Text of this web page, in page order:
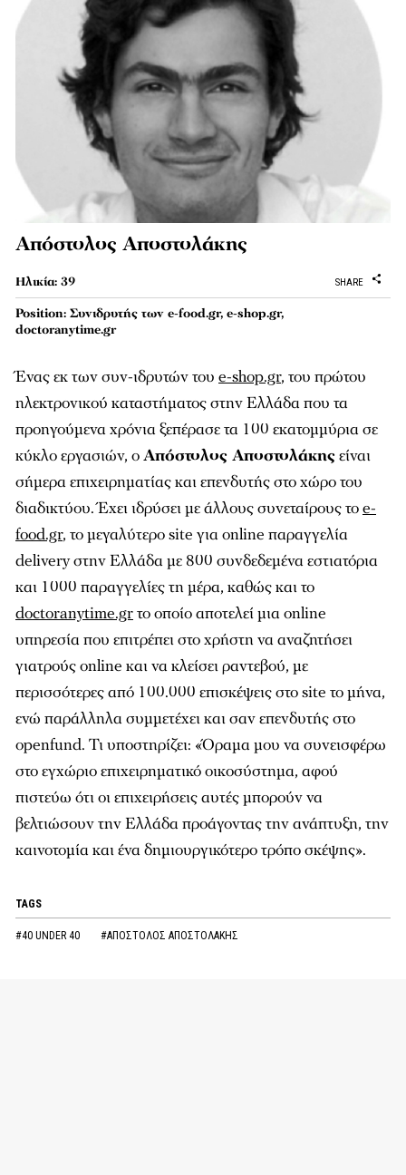
Απόστολος Αποστολάκης
SHARE
Ηλικία: 39
Position: Συνιδρυτής των e-food.gr, e-shop.gr,
doctoranytime.gr
Ένας εκ των συν-ιδρυτών του e-shop.gr, του πρώτου
ηλεκτρονικού καταστήματος στην Ελλάδα που τα
προηγούμενα χρόνια ξεπέρασε τα 100 εκατομμύρια σε
κύκλο εργασιών, οΑπόστολος Αποστολάκηςείναι
σήμερα επιχειρηματίας και επενδυτής στο χώρο του
διαδικτύου. Έχει ιδρύσει με άλλους συνεταίρους τοe-
food.gr, το μεγαλύτερο site για online παραγγελία
delivery στην Ελλάδα με 800 συνδεδεμένα εστιατόρια
και 1000 παραγγελίες τη μέρα, καθώς και το
doctoranytime.grτο οποίο αποτελεί μια online
υπηρεσία που επιτρέπει στο χρήστη να αναζητήσει
γιατρούς online και να κλείσει ραντεβού, με
περισσότερες από 100.000 επισκέψεις στο site το μήνα,
ενώ παράλληλα συμμετέχει και σαν επενδυτής στο
openfund. Τι υποστηρίζει: «Όραμα μου να συνεισφέρω
στο εγχώριο επιχειρηματικό οικοσύστημα, αφού
πιστεύω ότι οι επιχειρήσεις αυτές μπορούν να
βελτιώσουν την Ελλάδα προάγοντας την ανάπτυξη, την
καινοτομία και ένα δημιουργικότερο τρόπο σκέψης».
TAGS
#40 UNDER 40 #ΑΠΟΣΤΟΛΟΣ ΑΠΟΣΤΟΛΑΚΗΣ